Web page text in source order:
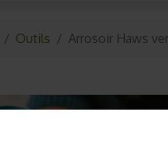
Outils Arrosoir Haws